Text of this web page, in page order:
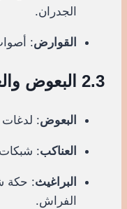
الجدران.
القوارض:
2.3 البعوض والعناكب والبراغيث
البعوض:
العناكب: شبكات
البراغيث: حكة
الفراش.